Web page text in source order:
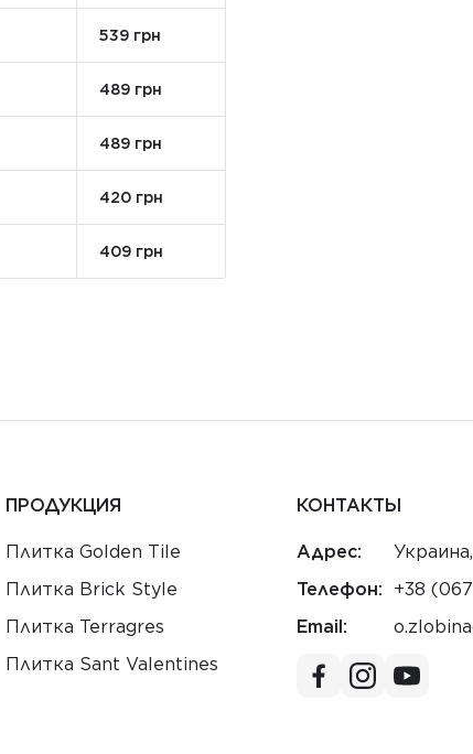
539 грн
489 грн
489 грн
420 грн
409 грн
ПРОДУКЦИЯ
Плитка Golden Tile
Плитка Brick Style
Плитка Terragres
Плитка Sant Valentines
КОНТАКТЫ
Адрес:
Телефон:
+38
Email: